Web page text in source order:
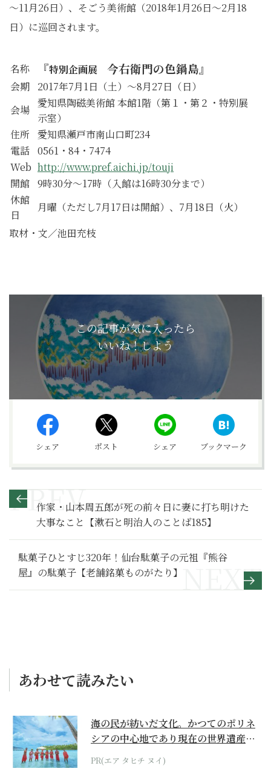
～11月26日）、そごう美術館（2018年1月26日～2月18
日）に巡回されます。
名称 『特別企画展 今右衛門の色鍋島』
会期
2017年7月1日（土）～8月27日（日）
会場
愛知県陶磁美術館 本館1階（第１・第２・特別展
示室）
住所
愛知県瀬戸市南山口町234
電話 0561・84・7474
Web http://www.pref.aichi.jp/touji
開館 9時30分～17時（入館は16時30分まで）
休館
日
月曜（ただし7月17日は開館）、7月18日（火）
取材・文／池田充枝
この記事が気に入ったら
いいね！しよう
シェア ポスト シェア ブックマーク
作家・山本周五郎が死の前々日に妻に打ち明けた
大事なこと【漱石と明治人のことば185】
駄菓子ひとすじ320年！仙台駄菓子の元祖『熊谷
屋』の駄菓子【老舗銘菓ものがたり】
あわせて読みたい
海の民が紡いだ文化。かつてのポリネ
シアの中心地であり現在の世界遺産か
らみえてくる...
PR(エア タヒチ ヌイ)